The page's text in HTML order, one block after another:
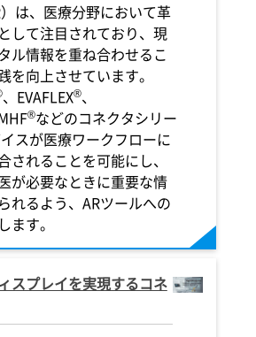
は、医療分野において革
して注目されており、現
ル情報を重ね合わせるこ
を向上させています。
、EVAFLEX®、
®などのコネクタシリー
スが医療ワークフローに
されることを可能にし、
が必要なときに重要な情
れるよう、ARツールへの
ます。
スプレイを実現するコネ